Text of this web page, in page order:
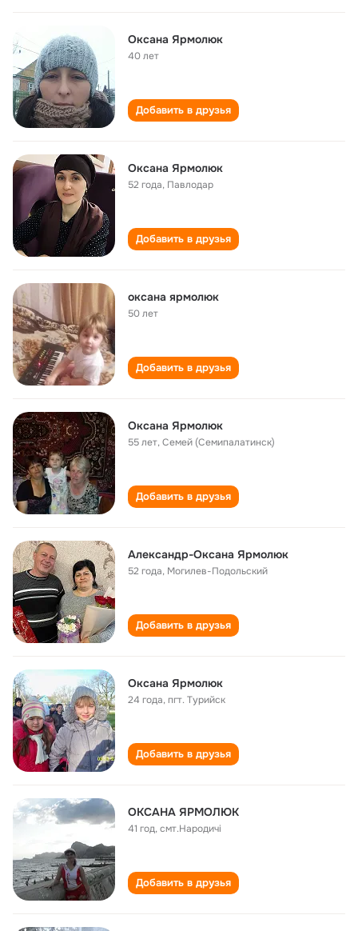
Оксана Ярмолюк
40 лет
Добавить в друзья
Оксана Ярмолюк
52 года, Павлодар
Добавить в друзья
оксана ярмолюк
50 лет
Добавить в друзья
Оксана Ярмолюк
55 лет,Семей (Семипалатинск)
Добавить в друзья
Александр-Оксана Ярмолюк
52 года, Могилев-Подольский
Добавить в друзья
Оксана Ярмолюк
24 года,пгт. Турийск
Добавить в друзья
ОКСАНА ЯРМОЛЮК
41 год,смт.Народичі
Добавить в друзья